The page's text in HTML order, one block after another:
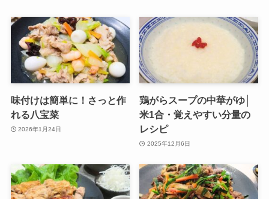
味付けは簡単に！さっと作
れる八宝菜
2026年1月24日
鶏がらスープの中華がゆ│
米1合・覚えやすい分量の
レシピ
2025年12月6日